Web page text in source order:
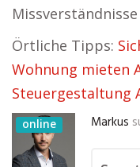
Örtliche Tipps:
Wohnung mieten
Steuergestaltung
online Markus